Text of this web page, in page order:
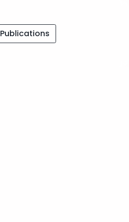
Publications